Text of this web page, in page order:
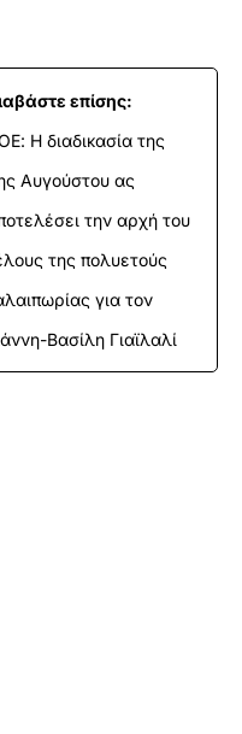
επίσης:
Η διαδικασία της
Αυγούστου ας
την αρχή του
της πολυετούς
για τον
Βασίλη Γιαϊλαλί